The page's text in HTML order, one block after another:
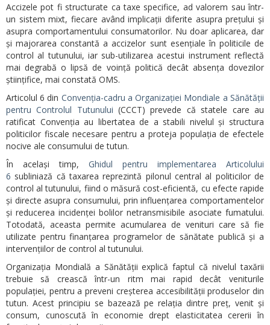
Accizele pot fi structurate ca taxe specifice, ad valorem sau într-
un sistem mixt, fiecare având implicații diferite asupra prețului și
asupra comportamentului consumatorilor. Nu doar aplicarea, dar
și majorarea constantă a accizelor sunt esențiale în politicile de
control al tutunului, iar sub-utilizarea acestui instrument reflectă
mai degrabă o lipsă de voință politică decât absența dovezilor
științifice, mai constată OMS.
Articolul 6 din Convenția-cadru a Organizației Mondiale a Sănătății
pentru Controlul Tutunului (CCCT) prevede că statele care au
ratificat Convenția au libertatea de a stabili nivelul și structura
politicilor fiscale necesare pentru a proteja populația de efectele
nocive ale consumului de tutun.
În același timp, Ghidul pentru implementarea Articolului
6 subliniază că taxarea reprezintă pilonul central al politicilor de
control al tutunului, fiind o măsură cost-eficientă, cu efecte rapide
și directe asupra consumului, prin influențarea comportamentelor
și reducerea incidenței bolilor netransmisibile asociate fumatului.
Totodată, aceasta permite acumularea de venituri care să fie
utilizate pentru finanțarea programelor de sănătate publică și a
intervențiilor de control al tutunului.
Organizația Mondială a Sănătății explică faptul că nivelul taxării
trebuie să crească într-un ritm mai rapid decât veniturile
populației, pentru a preveni creșterea accesibilității produselor din
tutun. Acest principiu se bazează pe relația dintre preț, venit și
consum, cunoscută în economie drept elasticitatea cererii în